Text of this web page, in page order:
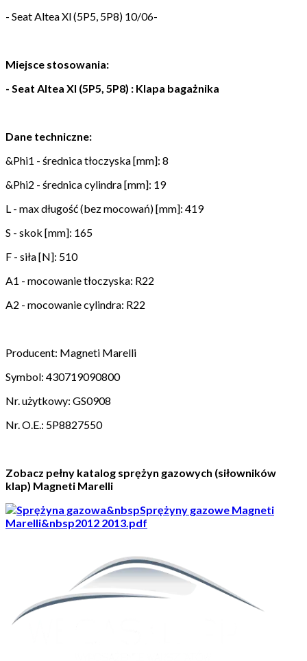
- Seat Altea Xl (5P5, 5P8) 10/06-
Miejsce stosowania:
- Seat Altea Xl (5P5, 5P8) : Klapa bagażnika
Dane techniczne:
&Phi1 - średnica tłoczyska [mm]: 8
&Phi2 - średnica cylindra [mm]: 19
L - max długość (bez mocowań) [mm]: 419
S - skok [mm]: 165
F - siła [N]: 510
A1 - mocowanie tłoczyska: R22
A2 - mocowanie cylindra: R22
Producent: Magneti Marelli
Symbol: 430719090800
Nr. użytkowy: GS0908
Nr. O.E.: 5P8827550
Zobacz pełny katalog sprężyn gazowych (siłowników
klap) Magneti Marelli
&nbspSprężyny gazowe Magneti
Marelli&nbsp2012 2013.pdf